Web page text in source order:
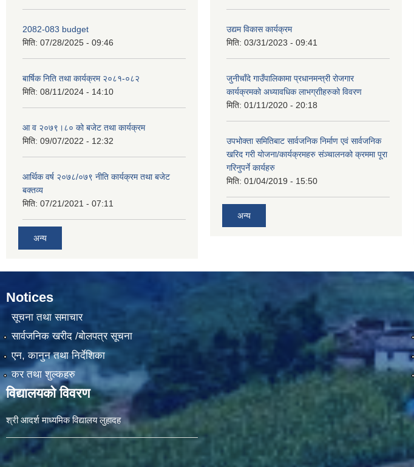
2082-083 budget
मिति: 07/28/2025 - 09:46
बार्षिक निति तथा कार्यक्रम २०८१-०८२
मिति: 08/11/2024 - 14:10
आ व २०७९।८० को बजेट तथा कार्यक्रम
मिति: 09/07/2022 - 12:32
आर्थिक वर्ष २०७८/०७९ नीति कार्यक्रम तथा बजेट
बक्तव्य
मिति: 07/21/2021 - 07:11
अन्य
उद्यम विकास कार्यक्रम
मिति: 03/31/2023 - 09:41
जुनीचाँदे गाउँपालिकामा प्रधानमन्‍त्री रोजगार
कार्यक्रमको अध्यावधिक लाभग्राीहरुको विवरण
मिति: 01/11/2020 - 20:18
उपभोक्ता समितिबाट सार्वजनिक निर्माण एवं सार्वजनिक
खरिद गरी योजना/कार्यक्रमहरु संञ्‍चालनको क्रममा पूरा
गरिनुपर्ने कार्यहरु
मिति: 01/04/2019 - 15:50
अन्य
Notices
सूचना तथा समाचार
सार्वजनिक खरीद /बोलपत्र सूचना
एन, कानुन तथा निर्देशिका
कर तथा शुल्कहरु
विद्यालयको विवरण
श्री आदर्श माध्यमिक विद्यालय लुहादह